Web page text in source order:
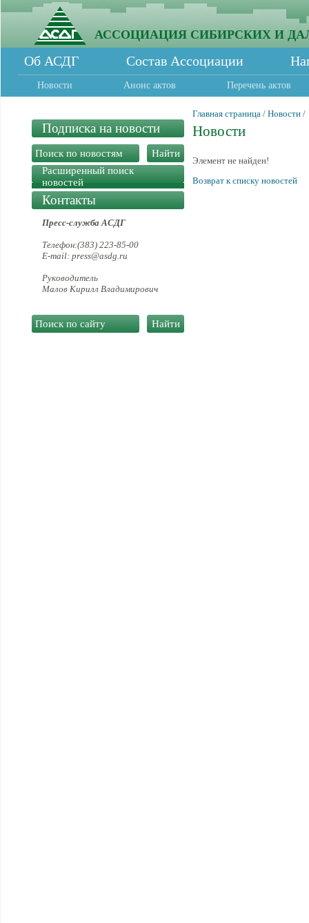
АССОЦИАЦИЯ СИБИРСКИХ И
Об АСДГ Состав Ассоциации
Новости Анонс актов Перечень актов
Подписка на новости
Расширенный поиск
новостей
Контакты
Пресс-служба АСДГ
Телефон:(383) 223-85-00
E-mail: press@asdg.ru
Руководитель
Малов Кирилл Владимирович
Главная страница / Новости /
Новости
Элемент не найден!
Возврат к списку новостей